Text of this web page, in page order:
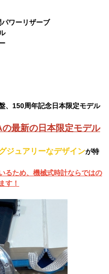
パワーリザーブ
、150周年記念日本限定モデル
最新の日本限定モデル
ジュアリーなデザインが特
るため、機械式時計ならではの
す！